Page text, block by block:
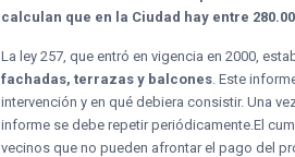
calculan que en la Ciudad hay entre
La ley 257, que entró en vigencia en 2000,
fachadas, terrazas y balcones. Este
intervención y en qué debiera consistir. Una
informe se debe repetir periódicamente.El
vecinos que no pueden afrontar el pago del